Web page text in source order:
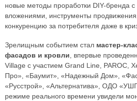
новые методы проработки DIY-бренда
вложениями, инструменты
конкуренцию за потребителя даже в
Зрелищным событием стал мастер-
фасадов и кровли, впервые
Village с участием Grand Line, PAROC,
Про», «Баумит», «Надежный Дом»,
«Русстрой», «Альтернатива», ОДО
режиме реального времени увидели